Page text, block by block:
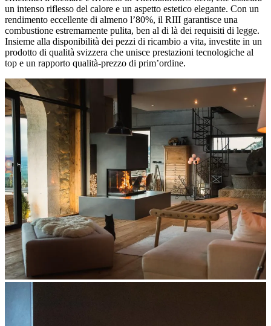
un intenso riflesso del calore e un aspetto estetico elegante. Con un
rendimento eccellente di almeno l’80%, il RIII garantisce una
combustione estremamente pulita, ben al di là dei requisiti di legge.
Insieme alla disponibilità dei pezzi di ricambio a vita, investite in un
prodotto di qualità svizzera che unisce prestazioni tecnologiche al
top e un rapporto qualità-prezzo di prim’ordine.